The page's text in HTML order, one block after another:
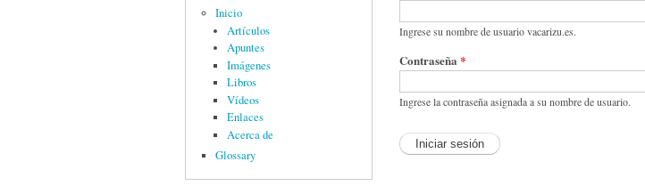
Inicio
Artículos
Apuntes
Imágenes
Libros
Vídeos
Enlaces
Acerca de
Glossary
Ingrese su nombre de usuario vacarizu.es.
Contraseña *
Ingrese la contraseña asignada a su nombre de usuario.